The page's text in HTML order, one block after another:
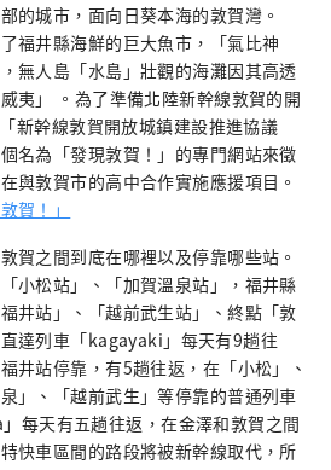
的城市，面向日葵本海的敦賀灣。
福井縣海鮮的巨大魚市，「氣比神
無人島「水島」壯觀的海灘因其高透
夷」 。為了準備北陸新幹線敦賀的開
新幹線敦賀開放城鎮建設推進協議
名為「發現敦賀！」的專門網站來徵
與敦賀市的高中合作實施應援項目。
賀！」
賀之間到底在哪裡以及停靠哪些站。
小松站」、「加賀溫泉站」，福井縣
井站」、「越前武生站」、終點「敦
達列車「kagayaki」每天有9趟往
井站停靠，有5趟往返，在「小松」、
」、「越前武生」等停靠的普通列車
每天有五趟往返，在金澤和敦賀之間
快車區間的路段將被新幹線取代，所